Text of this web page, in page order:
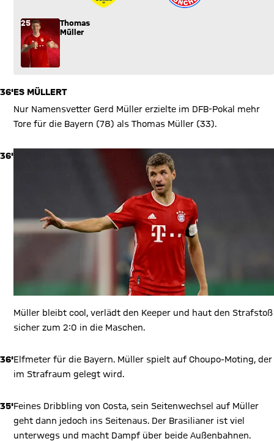
25
Thomas
Müller
36'ES MÜLLERT
Nur Namensvetter Gerd Müller erzielte im DFB-Pokal mehr
Tore für die Bayern (78) als Thomas Müller (33).
36'
Müller bleibt cool, verlädt den Keeper und haut den Strafstoß
sicher zum 2:0 in die Maschen.
36'Elfmeter für die Bayern. Müller spielt auf Choupo-Moting, der
im Strafraum gelegt wird.
35'Feines Dribbling von Costa, sein Seitenwechsel auf Müller
geht dann jedoch ins Seitenaus. Der Brasilianer ist viel
unterwegs und macht Dampf über beide Außenbahnen.